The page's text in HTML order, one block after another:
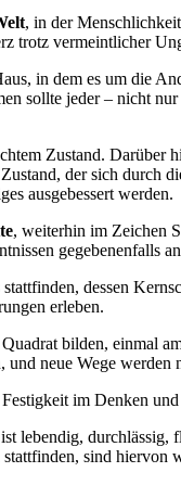
, in der
trotz vermeintlicher
in dem es um die
sollte jeder – nicht
Zustand. Darüber
der sich
ausgebessert werden.
, weiterhin im Zeichen
gegebenenfalls
stattfinden, dessen
erleben.
bilden, einmal
neue Wege
im Denken
lebendig, durchlässig,
sind hiervon